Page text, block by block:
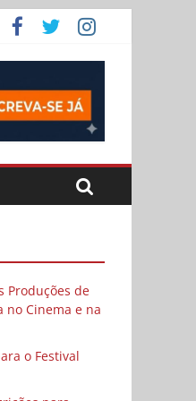
Produções de
no Cinema e na
o Festival